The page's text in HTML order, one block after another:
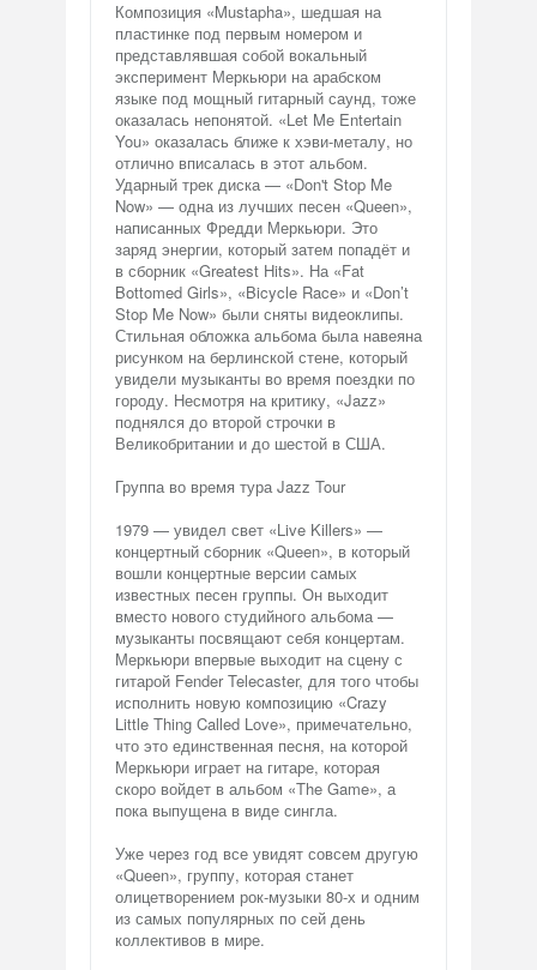
Композиция «Mustapha», шедшая на
пластинке под первым номером и
представлявшая собой вокальный
эксперимент Меркьюри на арабском
языке под мощный гитарный саунд, тоже
оказалась непонятой. «Let Me Entertain
You» оказалась ближе к хэви-металу, но
отлично вписалась в этот альбом.
Ударный трек диска — «Don't Stop Me
Now» — одна из лучших песен «Queen»,
написанных Фредди Меркьюри. Это
заряд энергии, который затем попадёт и
в сборник «Greatest Hits». На «Fat
Bottomed Girls», «Bicycle Race» и «Don’t
Stop Me Now» были сняты видеоклипы.
Стильная обложка альбома была навеяна
рисунком на берлинской стене, который
увидели музыканты во время поездки по
городу. Несмотря на критику, «Jazz»
поднялся до второй строчки в
Великобритании и до шестой в США.
Группа во время тура Jazz Tour
1979 — увидел свет «Live Killers» —
концертный сборник «Queen», в который
вошли концертные версии самых
известных песен группы. Он выходит
вместо нового студийного альбома —
музыканты посвящают себя концертам.
Меркьюри впервые выходит на сцену с
гитарой Fender Telecaster, для того чтобы
исполнить новую композицию «Crazy
Little Thing Called Love», примечательно,
что это единственная песня, на которой
Меркьюри играет на гитаре, которая
скоро войдет в альбом «The Game», а
пока выпущена в виде сингла.
Уже через год все увидят совсем другую
«Queen», группу, которая станет
олицетворением рок-музыки 80-х и одним
из самых популярных по сей день
коллективов в мире.